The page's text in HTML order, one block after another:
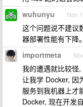
wuhunyu Nov
这个问题说不建议
器部署性能有下降
importmeta
我的遭遇就比较怪
让我学 Docker, 因
服务到我机器上才
Docker, 现在开发